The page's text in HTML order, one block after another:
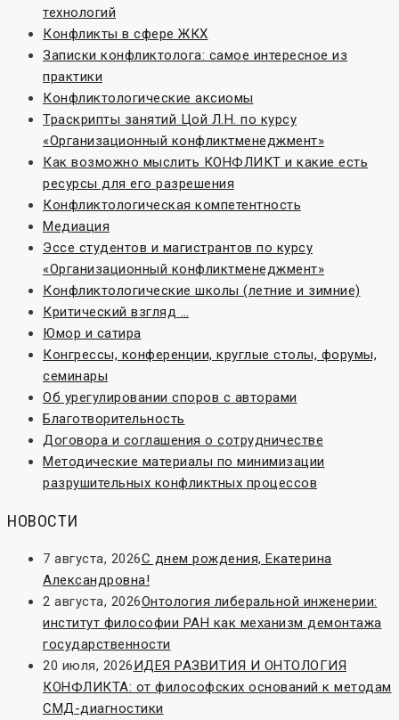
технологий
Конфликты в сфере ЖКХ
Записки конфликтолога: самое интересное из
практики
Конфликтологические аксиомы
Траскрипты занятий Цой Л.Н. по курсу
«Организационный конфликтменеджмент»
Как возможно мыслить КОНФЛИКТ и какие есть
ресурсы для его разрешения
Конфликтологическая компетентность
Медиация
Эссе студентов и магистрантов по курсу
«Организационный конфликтменеджмент»
Конфликтологические школы (летние и зимние)
Критический взгляд …
Юмор и сатира
Конгрессы, конференции, круглые столы, форумы,
семинары
Об урегулировании споров с авторами
Благотворительность
Договора и соглашения о сотрудничестве
Методические материалы по минимизации
разрушительных конфликтных процессов
НОВОСТИ
7 августа, 2026С днем рождения, Екатерина
Александровна!
2 августа, 2026Онтология либеральной инженерии:
институт философии РАН как механизм демонтажа
государственности
20 июля, 2026ИДЕЯ РАЗВИТИЯ И ОНТОЛОГИЯ
КОНФЛИКТА: от философских оснований к методам
СМД-диагностики